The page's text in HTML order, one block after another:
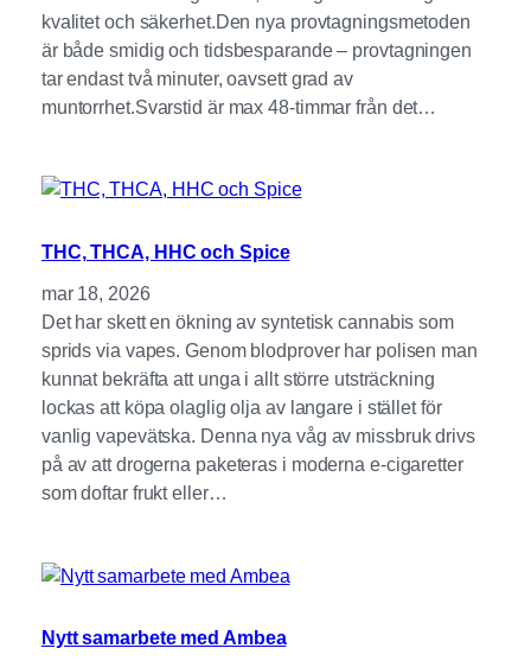
kvalitet och säkerhet.Den nya provtagningsmetoden
är både smidig och tidsbesparande – provtagningen
tar endast två minuter, oavsett grad av
muntorrhet.Svarstid är max 48-timmar från det…
THC, THCA, HHC och Spice
mar 18, 2026
Det har skett en ökning av syntetisk cannabis som
sprids via vapes. Genom blodprover har polisen man
kunnat bekräfta att unga i allt större utsträckning
lockas att köpa olaglig olja av langare i stället för
vanlig vapevätska. Denna nya våg av missbruk drivs
på av att drogerna paketeras i moderna e-cigaretter
som doftar frukt eller…
Nytt samarbete med Ambea